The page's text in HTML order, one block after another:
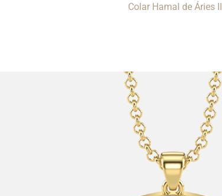
Colar Hamal de Áries II